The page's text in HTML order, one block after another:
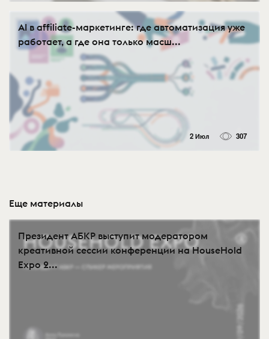
AI в affiliate-маркетинге: где автоматизация уже
работает, а где она только масш...
2 Июл 307
Еще материалы
Президент АБКР выступит модератором
креативной сессии конференции на HouseHold
Expo 2...